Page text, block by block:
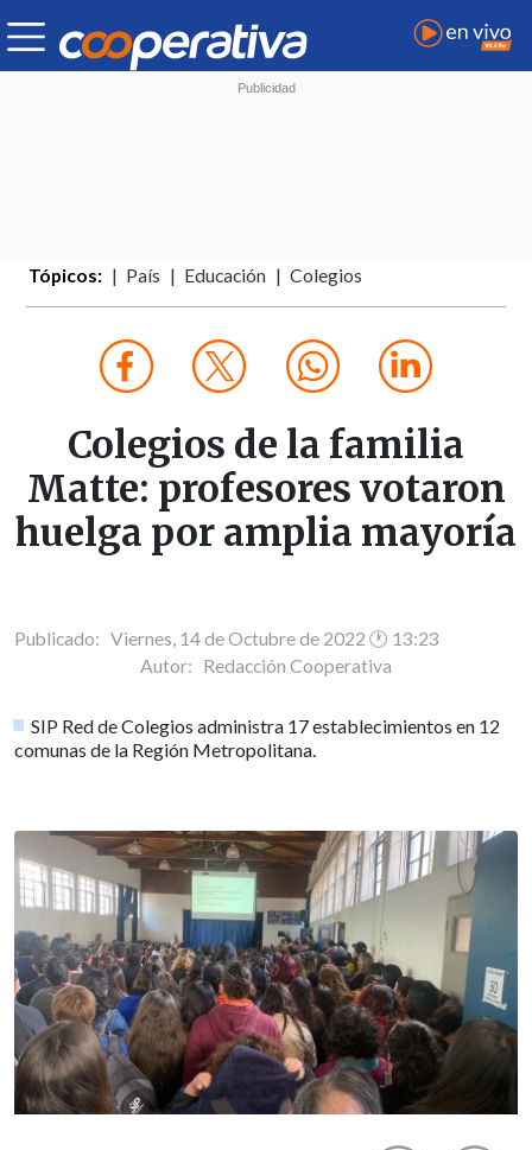
Tópicos: País Educación Colegios
Colegios de la familia
Matte: profesores votaron
huelga por amplia mayoría
Publicado: Viernes, 14 de Octubre de 2022 🕐 13:23
Autor: Redacción Cooperativa
SIP Red de Colegios administra 17 establecimientos en 12
comunas de la Región Metropolitana.